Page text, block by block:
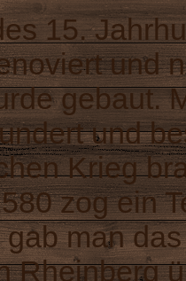
15.
und
gebaut.
und
Krieg
zog ein
man
Rheinberg